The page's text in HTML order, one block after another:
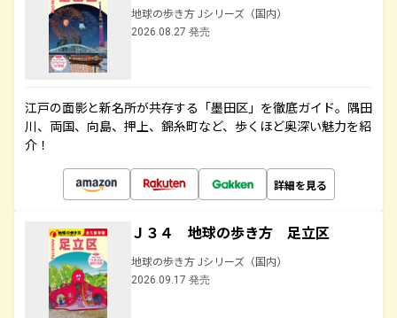
地球の歩き方 Jシリーズ（国内）
2026.08.27 発売
江戸の面影と新名所が共存する「墨田区」を徹底ガイド。隅田
川、両国、向島、押上、錦糸町など、歩くほど奥深い魅力を紹
介！
詳細を見る
Ｊ３４ 地球の歩き方 足立区
地球の歩き方 Jシリーズ（国内）
2026.09.17 発売